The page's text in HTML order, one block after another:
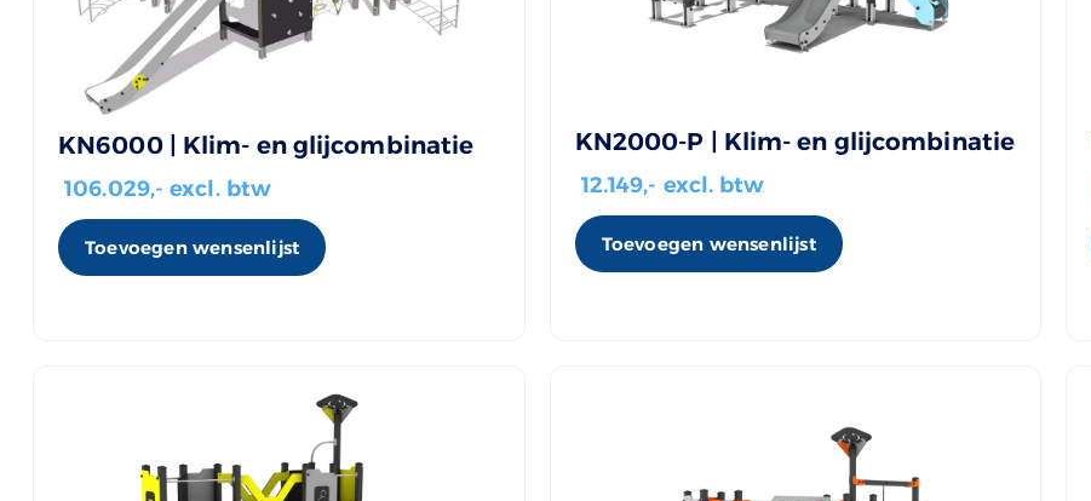
KN6000 | Klim- en glijcombinatie
106.029,- excl. btw
Toevoegen wensenlijst
KN2000-P | Klim- en glijcombinatie
12.149,- excl. btw
Toevoegen wensenlijst